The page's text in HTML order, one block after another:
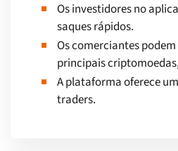
Os investidores no
saques rápidos.
Os comerciantes
principais
A plataforma oferece
traders.